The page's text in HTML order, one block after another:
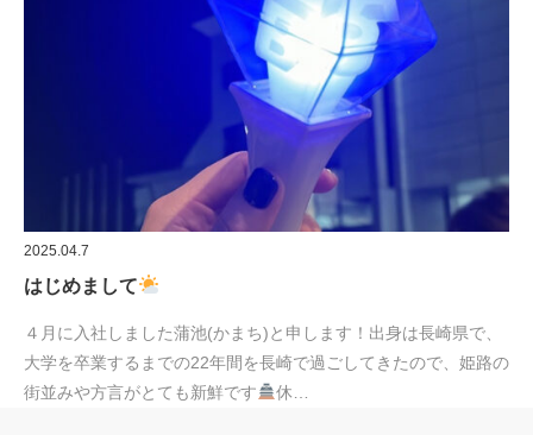
2025.04.7
はじめまして
４月に入社しました蒲池(かまち)と申します！出身は長崎県で、
大学を卒業するまでの22年間を長崎で過ごしてきたので、姫路の
街並みや方言がとても新鮮です
休…